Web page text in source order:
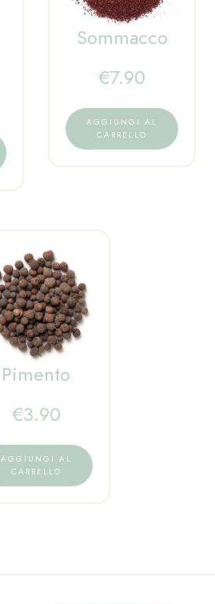
Sommacco
€7.90
AGGIUNGI AL
CARRELLO
Pimento
€3.90
AGGIUNGI AL
CARRELLO